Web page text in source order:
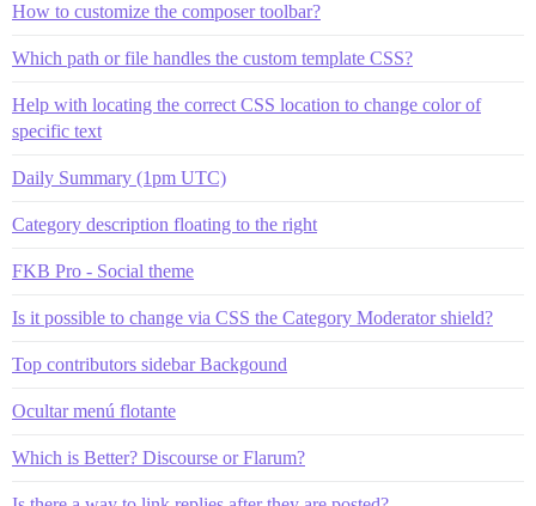
How to customize the composer toolbar?
Which path or file handles the custom template CSS?
Help with locating the correct CSS location to change color of
specific text
Daily Summary (1pm UTC)
Category description floating to the right
FKB Pro - Social theme
Is it possible to change via CSS the Category Moderator shield?
Top contributors sidebar Backgound
Ocultar menú flotante
Which is Better? Discourse or Flarum?